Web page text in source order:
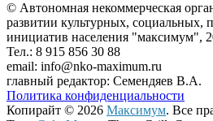
© Автономная некоммерческая
развитии культурных, социальных,
инициатив населения "максимум",
Тел.: 8 915 856 30 88
email: info@nko-maximum.ru
главный редактор: Семендяев В.А.
Политика конфиденциальности
Копирайт © 2026 Максимум. Все